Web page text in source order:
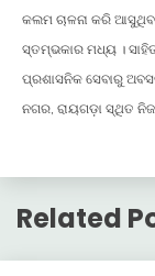
କଲମ ଚାଳନା କରି
ସ୍ତମ୍ଭକାର ମଧ୍ୟ ।
ପ୍ରଶାସନିକ ସେବାରୁ
ନଗର, ରାୟଗଡ଼ା ସ୍ଥିତ ନିଜ
Related